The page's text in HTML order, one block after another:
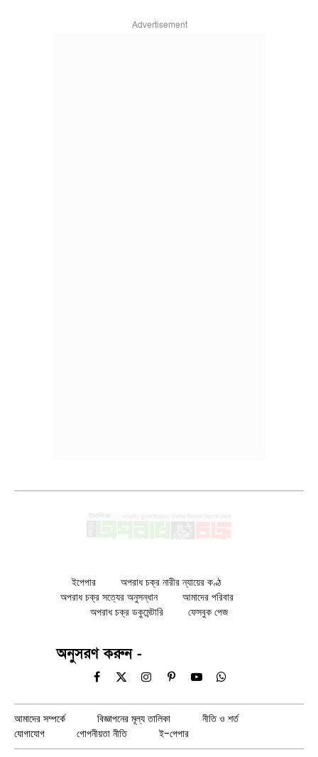
Advertisement
ইপেপার
অপরাধ চক্র নারীর ন্যায়ের কণ্ঠ
অপরাধ চক্র সত্যের অনুসন্ধান
আমাদের পরিবার
অপরাধ চক্র ডকুমেন্টারি
ফেসবুক পেজ
অনুসরণ করুন -
Facebook
X
InstagramPinterestYouTubeWhatsApp
আমাদের সম্পর্কে বিজ্ঞাপনের মূল্য তালিকা
নীতি ও শর্ত
যোগাযোগ
গোপনীয়তা নীতি ই-পেপার